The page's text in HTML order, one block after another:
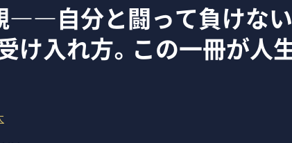
――自分と闘って負けな
け入れ方。この一冊が人